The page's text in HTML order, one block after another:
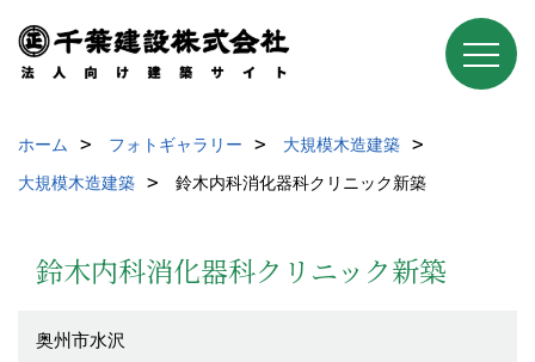
ホーム フォトギャラリー
大規模木造建築
大規模木造建築
鈴木内科消化器科クリニック新築
鈴木内科消化器科クリニック新築
奥州市水沢